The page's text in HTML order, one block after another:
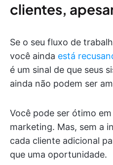
clientes,
Se o seu fluxo de
você ainda está
é um sinal de que seus
ainda não podem ser
Você pode ser ótimo
marketing. Mas, sem a
cada cliente adicional
que uma oportunidade.